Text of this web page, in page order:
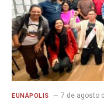
EUNÁPOLIS 7 de agosto